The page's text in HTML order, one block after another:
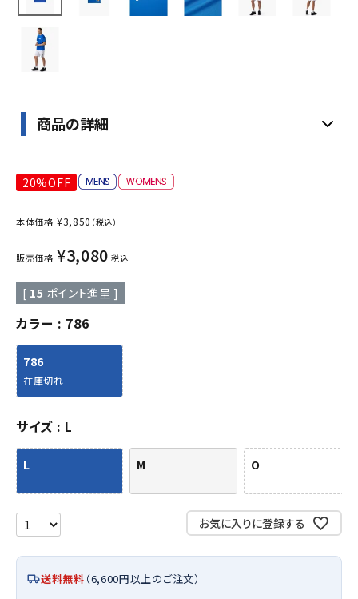
商品の詳細
20%OFF
本体価格 ¥3,850 （税込）
販売価格 ¥3,080 税込
[ 15 ポイント進呈 ]
カラー 786
786
在庫切れ
サイズ L
L M O
お気に入りに登録する
送料無料 （6,600円以上のご注文）